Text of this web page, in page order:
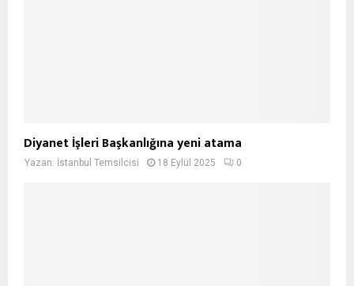
Diyanet İşleri Başkanlığına yeni atama
Yazan: İstanbul Temsilcisi 18 Eylül 2025 0